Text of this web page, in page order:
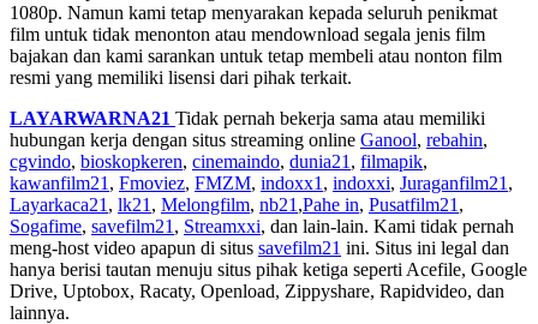
1080p. Namun kami tetap menyarakan kepada seluruh penikmat
film untuk tidak menonton atau mendownload segala jenis film
bajakan dan kami sarankan untuk tetap membeli atau nonton film
resmi yang memiliki lisensi dari pihak terkait.
LAYARWARNA21 Tidak pernah bekerja sama atau memiliki
hubungan kerja dengan situs streaming online Ganool, rebahin,
cgvindo, bioskopkeren, cinemaindo, dunia21 , filmapik,
kawanfilm21 , Fmoviez, FMZM, indoxx1 , indoxxi, Juraganfilm21 ,
Layarkaca21 , lk21 , Melongfilm, nb21 ,Pahe in, Pusatfilm21 ,
Sogafime, savefilm21 , Streamxxi, dan lain-lain. Kami tidak pernah
meng-host video apapun di situs savefilm21 ini. Situs ini legal dan
hanya berisi tautan menuju situs pihak ketiga seperti Acefile, Google
Drive, Uptobox, Racaty, Openload, Zippyshare, Rapidvideo, dan
lainnya.